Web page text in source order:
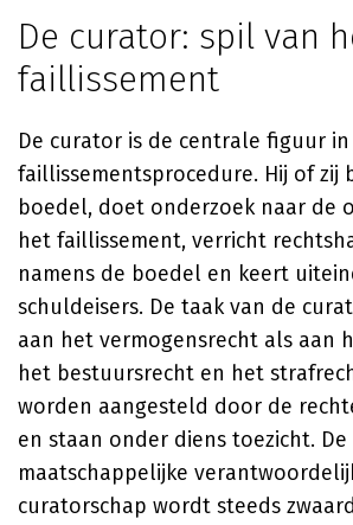
De curator: spil van
faillissement
De curator is de centrale figuur
faillissementsprocedure. Hij of zij
boedel, doet onderzoek naar de
het faillissement, verricht
namens de boedel en keert
schuldeisers. De taak van de
aan het vermogensrecht als aan
het bestuursrecht en het
worden aangesteld door de
en staan onder diens toezicht. De
maatschappelijke
curatorschap wordt steeds